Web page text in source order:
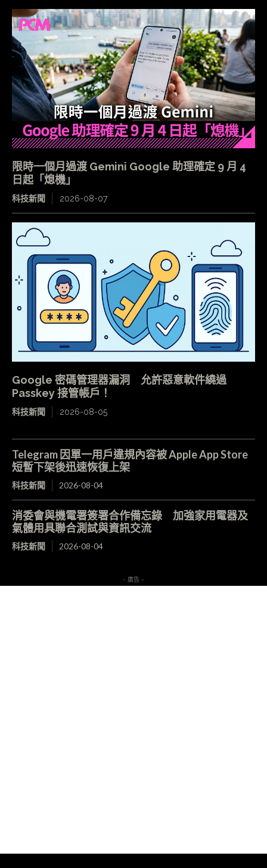
限時一個月過渡 Gemini Google 助理確定 9 月 4
日起「熄機」
科技新聞 2026-08-07
Google 密碼管理器漏洞 允許惡意軟件繞過
Passkey 接管帳戶！
科技新聞 2026-08-05
Telegram 因單一用戶違規內容被 Apple App Store
短暫下架後迅速恢復上架
科技新聞 2026-08-04
消委會與機電署簽署合作備忘錄 加強家用電器及
氣體用具聯合測試與資訊交流
科技新聞 2026-08-04
- 廣告 -